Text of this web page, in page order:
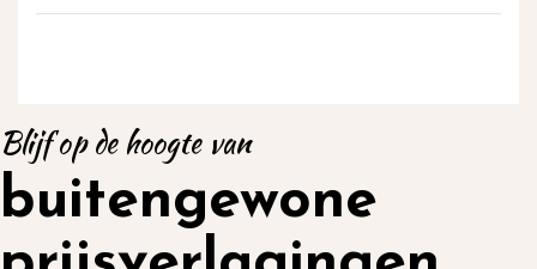
Blijf op de hoogte van
buitengewone